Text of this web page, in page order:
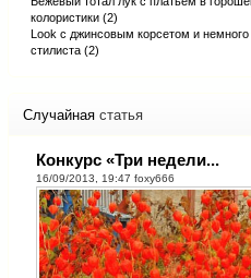
колористики (2)
Look с джинсовым корсетом и
стилиста (2)
Случайная статья
Конкурс «Три недели...
16/09/2013, 19:47 foxy666